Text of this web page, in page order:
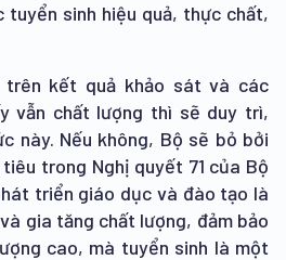
tuyển sinh hiệu quả, thực chất,
trên kết quả khảo sát và các
vẫn chất lượng thì sẽ duy trì,
này. Nếu không, Bộ sẽ bỏ bởi
trong Nghị quyết 71 của Bộ
triển giáo dục và đào tạo là
gia tăng chất lượng, đảm bảo
cao, mà tuyển sinh là một